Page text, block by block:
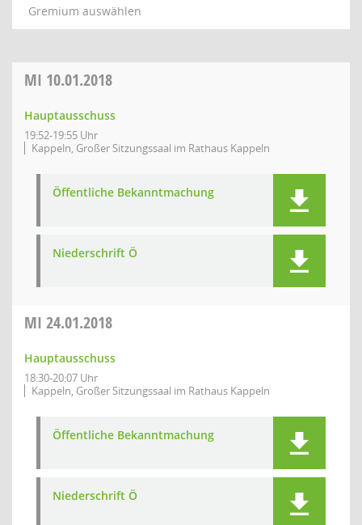
Gremium auswählen
MI 10.01.2018
Hauptausschuss
19:52-19:55 Uhr
Kappeln, Großer Sitzungssaal im Rathaus Kappeln
Öffentliche Bekanntmachung
Niederschrift Ö
MI 24.01.2018
Hauptausschuss
18:30-20:07 Uhr
Kappeln, Großer Sitzungssaal im Rathaus Kappeln
Öffentliche Bekanntmachung
Niederschrift Ö